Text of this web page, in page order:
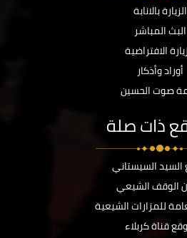
الزيارة بالانابة
البث المباشر
الافتراضية
أوراد وأذكار
صوت الحسين
ذات صلة
السيستاني
الوقف الشيعي
للمزارات الشيعية
قناة كربلاء